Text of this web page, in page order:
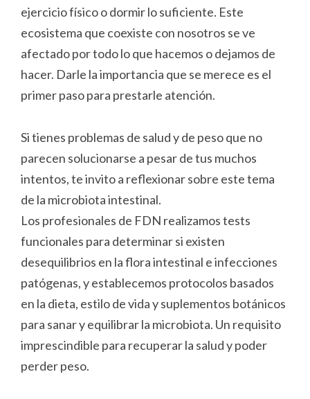
ejercicio físico o dormir lo suficiente. Este
ecosistema que coexiste con nosotros se ve
afectado por todo lo que hacemos o dejamos de
hacer. Darle la importancia que se merece es el
primer paso para prestarle atención.
Si tienes problemas de salud y de peso que no
parecen solucionarse a pesar de tus muchos
intentos, te invito a reflexionar sobre este tema
de la microbiota intestinal.
Los profesionales de FDN realizamos tests
funcionales para determinar si existen
desequilibrios en la flora intestinal e infecciones
patógenas, y establecemos protocolos basados
en la dieta, estilo de vida y suplementos botánicos
para sanar y equilibrar la microbiota. Un requisito
imprescindible para recuperar la salud y poder
perder peso.